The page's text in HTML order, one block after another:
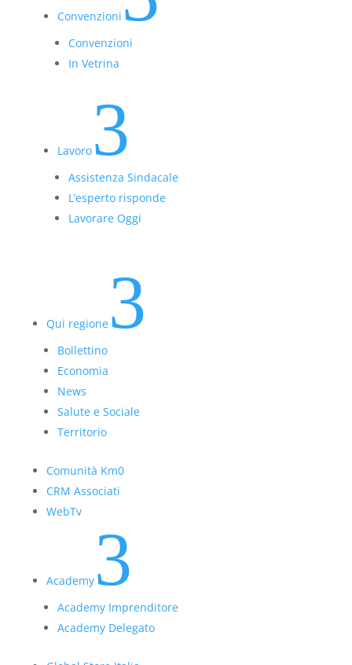
Convenzioni
Convenzioni
In Vetrina
Lavoro3
Assistenza Sindacale
L’esperto risponde
Lavorare Oggi
Qui regione3
Bollettino
Economia
News
Salute e Sociale
Territorio
Comunità Km0
CRM Associati
WebTv
Academy3
Academy Imprenditore
Academy Delegato